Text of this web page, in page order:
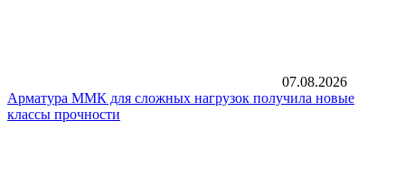
07.08.2026
Арматура ММК для сложных нагрузок получила новые
классы прочности